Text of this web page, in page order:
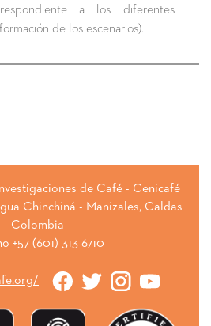
a los diferentes
de los escenarios).
de Café - Cenicafé
Chinchiná - Manizales, Caldas
- Colombia
+57 (601) 313 6710